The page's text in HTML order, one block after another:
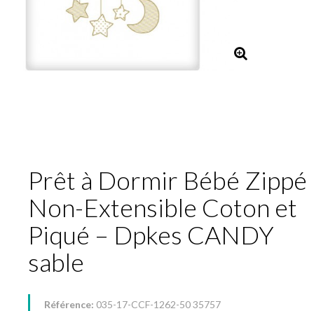
Prêt à Dormir Bébé Zippé
Non-Extensible Coton et
Piqué – Dpkes CANDY
sable
Référence: 035-17-CCF-1262-50 35757